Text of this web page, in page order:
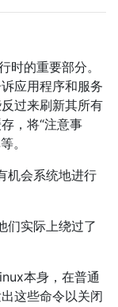
时的重要部分。
应用程序和服务
过来刷新其所有
，将“注意事
。
机会系统地进行
们实际上绕过了
本身，在普通
这些命令以关闭